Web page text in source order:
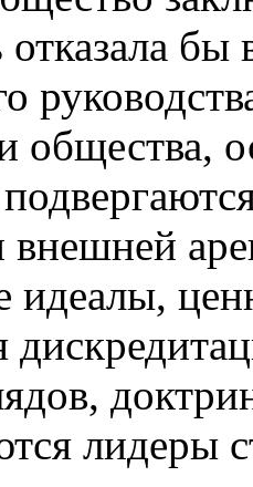
отказала
общества,
внешней
идеалы,
лидеры